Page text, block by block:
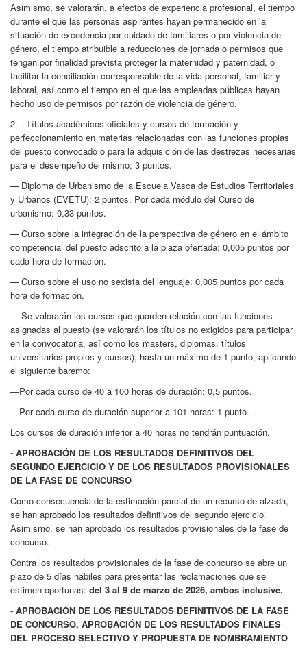
Asimismo, se valorarán, a efectos de experiencia profesional, el tiempo
durante el que las personas aspirantes hayan permanecido en la
situación de excedencia por cuidado de familiares o por violencia de
género, el tiempo atribuible a reducciones de jornada o permisos que
tengan por finalidad prevista proteger la maternidad y paternidad, o
facilitar la conciliación corresponsable de la vida personal, familiar y
laboral, así como el tiempo en el que las empleadas públicas hayan
hecho uso de permisos por razón de violencia de género.
2. Títulos académicos oficiales y cursos de formación y
perfeccionamiento en materias relacionadas con las funciones propias
del puesto convocado o para la adquisición de las destrezas necesarias
para el desempeño del mismo: 3 puntos.
— Diploma de Urbanismo de la Escuela Vasca de Estudios Territoriales
y Urbanos (EVETU): 2 puntos. Por cada módulo del Curso de
urbanismo: 0,33 puntos.
— Curso sobre la integración de la perspectiva de género en el ámbito
competencial del puesto adscrito a la plaza ofertada: 0,005 puntos por
cada hora de formación.
— Curso sobre el uso no sexista del lenguaje: 0,005 puntos por cada
hora de formación.
— Se valorarán los cursos que guarden relación con las funciones
asignadas al puesto (se valorarán los títulos no exigidos para participar
en la convocatoria, así como los masters, diplomas, títulos
universitarios propios y cursos), hasta un máximo de 1 punto, aplicando
el siguiente baremo:
—Por cada curso de 40 a 100 horas de duración: 0,5 puntos.
—Por cada curso de duración superior a 101 horas: 1 punto.
Los cursos de duración inferior a 40 horas no tendrán puntuación.
- APROBACIÓN DE LOS RESULTADOS DEFINITIVOS DEL
SEGUNDO EJERCICIO Y DE LOS RESULTADOS PROVISIONALES
DE LA FASE DE CONCURSO
Como consecuencia de la estimación parcial de un recurso de alzada,
se han aprobado los resultados definitivos del segundo ejercicio.
Asimismo, se han aprobado los resultados provisionales de la fase de
concurso.
Contra los resultados provisionales de la fase de concurso se abre un
plazo de 5 días hábiles para presentar las reclamaciones que se
estimen oportunas: del 3 al 9 de marzo de 2026, ambos inclusive.
- APROBACIÓN DE LOS RESULTADOS DEFINITIVOS DE LA FASE
DE CONCURSO, APROBACIÓN DE LOS RESULTADOS FINALES
DEL PROCESO SELECTIVO Y PROPUESTA DE NOMBRAMIENTO